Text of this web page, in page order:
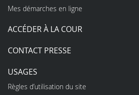
Mes démarches en ligne
ACCÉDER À LA COUR
CONTACT PRESSE
USAGES
Règles d’utilisation du site